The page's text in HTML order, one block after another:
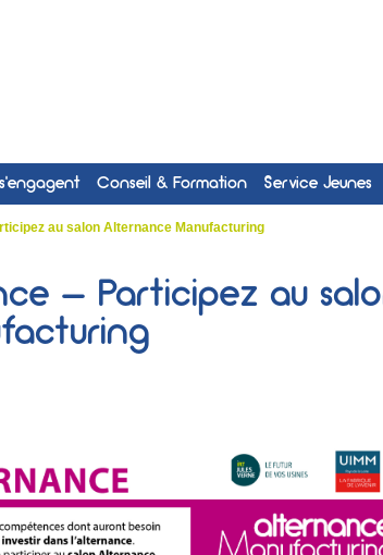
Conseil & Formation Service Jeunes
au salon Alternance Manufacturing
– Participez au